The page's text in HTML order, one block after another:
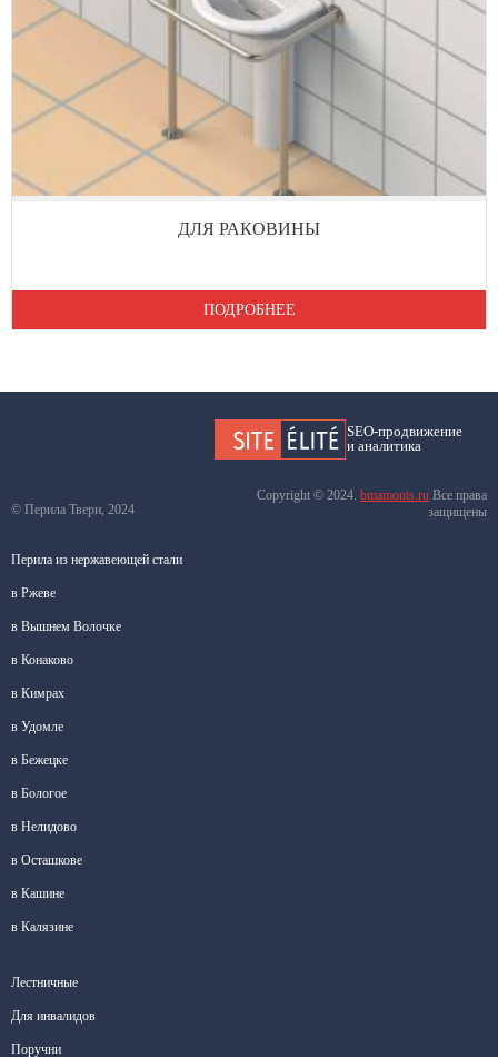
ДЛЯ РАКОВИНЫ
ПОДРОБНЕЕ
SEO-продвижение
и аналитика
© Перила Твери, 2024
Copyright © 2024. bmamonts.ru Все права
защищены
Перила из нержавеющей стали
в Ржеве
в Вышнем Волочке
в Конаково
в Кимрах
в Удомле
в Бежецке
в Бологое
в Нелидово
в Осташкове
в Кашине
в Калязине
Лестничные
Для инвалидов
Поручни